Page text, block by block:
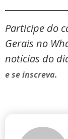
Participe do
Gerais no
notícias do
e se inscreva.